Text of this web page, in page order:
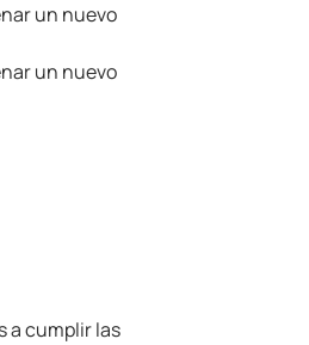
un nuevo
un nuevo
a cumplir las